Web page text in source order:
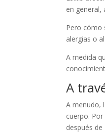
en general,
Pero cómo
alergias o
A medida
A
A menudo,
cuerpo.
después